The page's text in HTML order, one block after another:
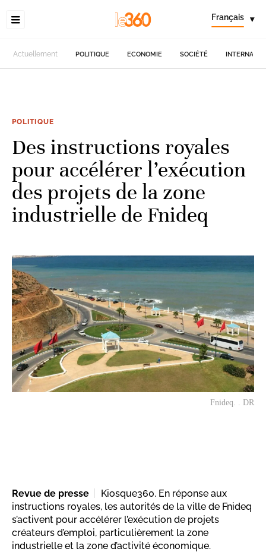
Français ▾
Actuellement POLITIQUE ECONOMIE SOCIÉTÉ
POLITIQUE
Des instructions royales
pour accélérer l’exécution
des projets de la zone
industrielle de Fnideq
Fnideq. . DR
Revue de presse
Kiosque360. En réponse aux
instructions royales, les autorités de la ville de Fnideq
s’activent pour accélérer l’exécution de projets
créateurs d’emploi, particulièrement la zone
industrielle et la zone d’activité économique.